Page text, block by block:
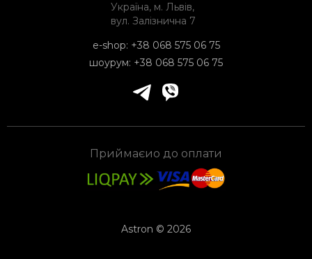
Україна, м. Львів,
вул. Залізнична 7
e-shop: +38 068 575 06 75
шоурум: +38 068 575 06 75
Приймаєио до оплати
Astron © 2026